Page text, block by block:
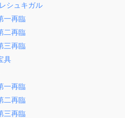
シュキガル
一再臨
二再臨
三再臨
具
一再臨
二再臨
三再臨